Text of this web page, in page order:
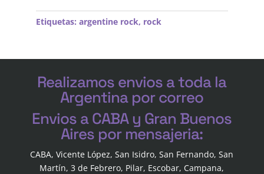
Etiquetas: argentine rock, rock
Realizamos envios a toda la
Argentina por correo
Envios a CABA y Gran Buenos
Aires por mensajeria:
CABA, Vicente López, San Isidro, San Fernando, San
Martín, 3 de Febrero, Pilar, Escobar, Campana,